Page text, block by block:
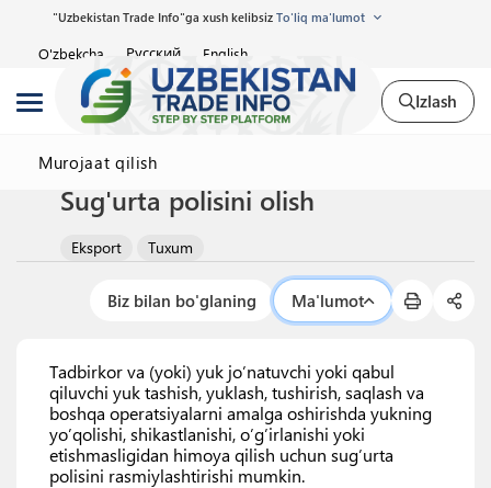
"Uzbekistan Trade Info"ga xush kelibsiz To'liq ma'lumot
O'zbekcha Русский English
Izlash
Murojaat qilish
Sug'urta polisini olish
Eksport Tuxum
Biz bilan bo'glaning Ma'lumot
Tadbirkor va (yoki) yuk jo’natuvchi yoki qabul
qiluvchi yuk tashish, yuklash, tushirish, saqlash va
boshqa operatsiyalarni amalga oshirishda yukning
yo’qolishi, shikastlanishi, o’g’irlanishi yoki
etishmasligidan himoya qilish uchun sug’urta
polisini rasmiylashtirishi mumkin.